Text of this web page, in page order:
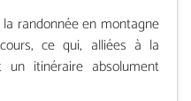
randonnée en montagne
ce qui, alliées à la
itinéraire absolument